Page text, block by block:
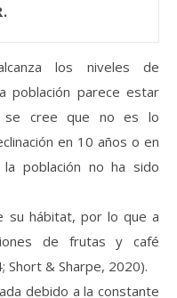
los niveles de
población parece estar
se cree que no es lo
en 10 años o en
población no ha sido
su hábitat, por lo que a
de frutas y café
Short & Sharpe, 2020).
debido a la constante